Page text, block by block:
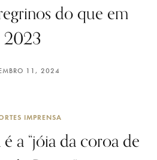
do que em
2023
11, 2024
IMPRENSA
a “jóia da coroa de